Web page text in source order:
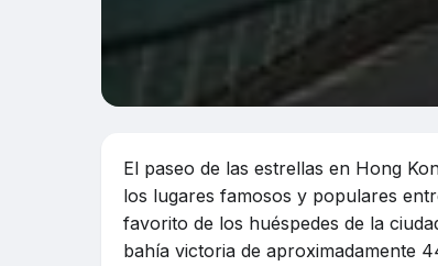
El paseo de las estrellas en Hong
los lugares famosos y populares
favorito de los huéspedes de la
bahía victoria de aproximadamente